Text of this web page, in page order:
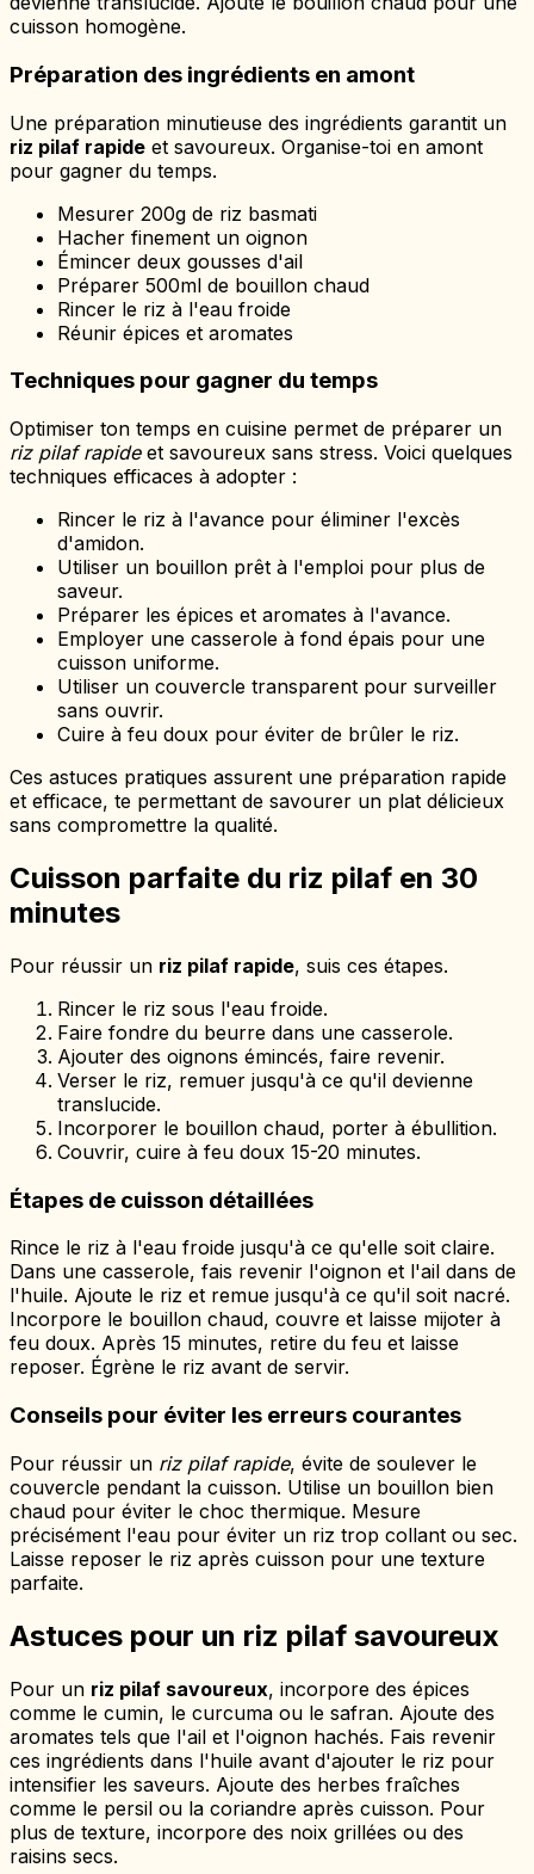
cuisson homogène.
Préparation des ingrédients en amont
Une préparation minutieuse des ingrédients garantit un
riz pilaf rapide et savoureux. Organise-toi en amont
pour gagner du temps.
Mesurer 200g de riz basmati
Hacher finement un oignon
Émincer deux gousses d'ail
Préparer 500ml de bouillon chaud
Rincer le riz à l'eau froide
Réunir épices et aromates
Techniques pour gagner du temps
Optimiser ton temps en cuisine permet de préparer un
riz pilaf rapideet savoureux sans stress. Voici quelques
techniques efficaces à adopter :
Rincer le riz à l'avance pour éliminer l'excès
d'amidon.
Utiliser un bouillon prêt à l'emploi pour plus de
saveur.
Préparer les épices et aromates à l'avance.
Employer une casserole à fond épais pour une
cuisson uniforme.
Utiliser un couvercle transparent pour surveiller
sans ouvrir.
Cuire à feu doux pour éviter de brûler le riz.
Ces astuces pratiques assurent une préparation rapide
et efficace, te permettant de savourer un plat délicieux
sans compromettre la qualité.
Cuisson parfaite du riz pilaf en 30
minutes
Pour réussir un riz pilaf rapide, suis ces étapes.
Rincer le riz sous l'eau froide.
Faire fondre du beurre dans une casserole.
Ajouter des oignons émincés, faire revenir.
Verser le riz, remuer jusqu'à ce qu'il devienne
translucide.
Incorporer le bouillon chaud, porter à ébullition.
Couvrir, cuire à feu doux 15-20 minutes.
Étapes de cuisson détaillées
Rince le riz à l'eau froide jusqu'à ce qu'elle soit claire.
Dans une casserole, fais revenir l'oignon et l'ail dans de
l'huile. Ajoute le riz et remue jusqu'à ce qu'il soit nacré.
Incorpore le bouillon chaud, couvre et laisse mijoter à
feu doux. Après 15 minutes, retire du feu et laisse
reposer. Égrène le riz avant de servir.
Conseils pour éviter les erreurs courantes
Pour réussir un riz pilaf rapide, évite de soulever le
couvercle pendant la cuisson. Utilise un bouillon bien
chaud pour éviter le choc thermique. Mesure
précisément l'eau pour éviter un riz trop collant ou sec.
Laisse reposer le riz après cuisson pour une texture
parfaite.
Astuces pour un riz pilaf savoureux
Pour un riz pilaf savoureux, incorpore des épices
comme le cumin, le curcuma ou le safran. Ajoute des
aromates tels que l'ail et l'oignon hachés. Fais revenir
ces ingrédients dans l'huile avant d'ajouter le riz pour
intensifier les saveurs. Ajoute des herbes fraîches
comme le persil ou la coriandre après cuisson. Pour
plus de texture, incorpore des noix grillées ou des
raisins secs.